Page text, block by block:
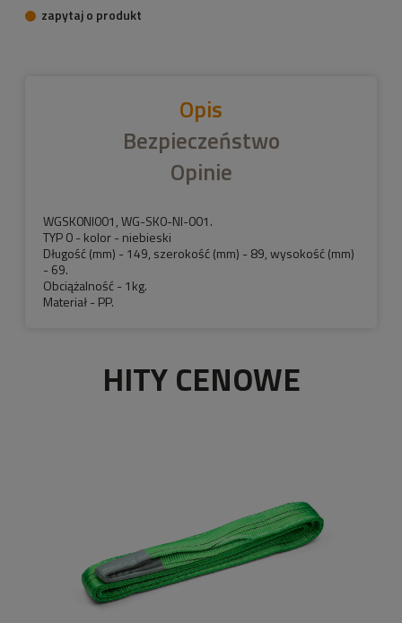
zapytaj o produkt
Opis
Bezpieczeństwo
Opinie
WGSK0NI001, WG-SK0-NI-001.
TYP 0 - kolor - niebieski
Długość (mm) - 149, szerokość (mm) - 89, wysokość (mm)
- 69.
Obciążalność - 1kg.
Materiał - PP.
HITY CENOWE